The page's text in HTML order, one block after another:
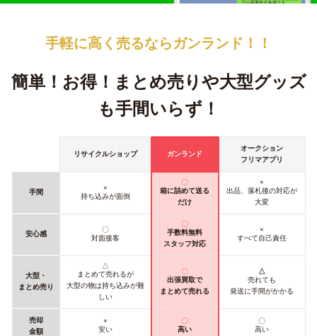
手軽に高く売るならガンランド！！
簡単！お得！ まとめ売りや大型グッズ
も手間いらず！
リサイクルショップ ガンランド
オークション
フリマアプリ
手間
×
持ち込みが面倒
〇
箱に詰めて送る
だけ
×
出品、落札後の対応が
大変
安心感
〇
対面接客
〇
手数料無料
スタッフ対応
×
すべて自己責任
大型・
まとめ売り
△
まとめて売れるが
大型の物は持ち込みが難
しい
〇
出張買取で
まとめて売れる
△
売れても
発送に手間がかかる
売却
金額
×
安い
〇
高い
〇
高い